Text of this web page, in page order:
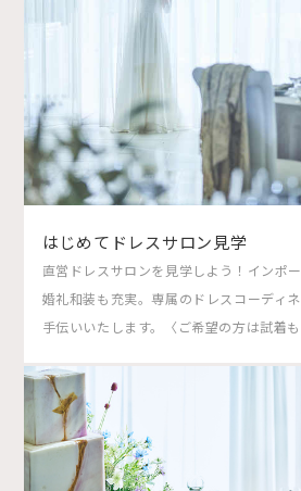
はじめてドレスサロン見学
直営ドレスサロンを見学しよう！インポ
婚礼和装も充実。専属のドレスコーディ
手伝いいたします。〈ご希望の方は試着も